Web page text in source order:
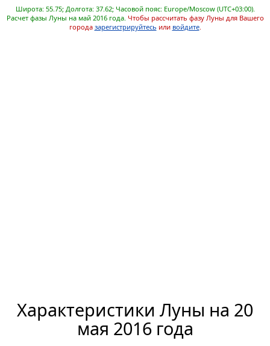
Широта: 55.75; Долгота: 37.62; Часовой пояс: Europe/Moscow (UTC+03:00).
Расчет фазы Луны на май 2016 года. Чтобы рассчитать фазу Луны для Вашего
города зарегистрируйтесь или войдите.
Характеристики Луны на 20
мая 2016 года